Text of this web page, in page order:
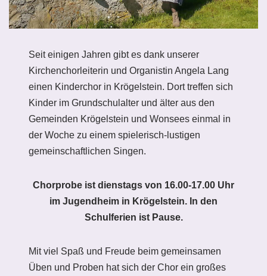
Seit einigen Jahren gibt es dank unserer
Kirchenchorleiterin und Organistin Angela Lang
einen Kinderchor in Krögelstein. Dort treffen sich
Kinder im Grundschulalter und älter aus den
Gemeinden Krögelstein und Wonsees einmal in
der Woche zu einem spielerisch-lustigen
gemeinschaftlichen Singen.
Chorprobe ist dienstags von 16.00-17.00 Uhr
im Jugendheim in Krögelstein. In den
Schulferien ist Pause.
Mit viel Spaß und Freude beim gemeinsamen
Üben und Proben hat sich der Chor ein großes